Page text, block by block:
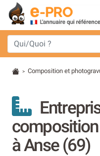
> Composition et
à Anse (69)